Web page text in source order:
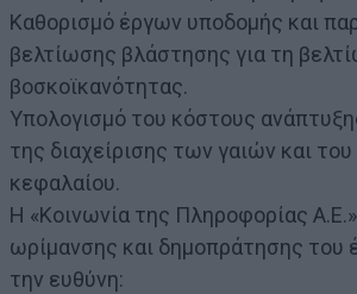
Καθορισμό έργων υποδομής και
βελτίωσης βλάστησης για τη
βοσκοϊκανότητας.
Υπολογισμό του κόστους
της διαχείρισης των γαιών και
κεφαλαίου.
Η «Κοινωνία της Πληροφορίας
ωρίμανσης και δημοπράτησης του
την ευθύνη: